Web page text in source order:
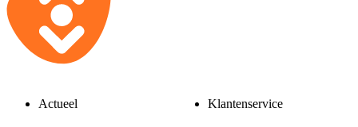
Actueel Klantenservice